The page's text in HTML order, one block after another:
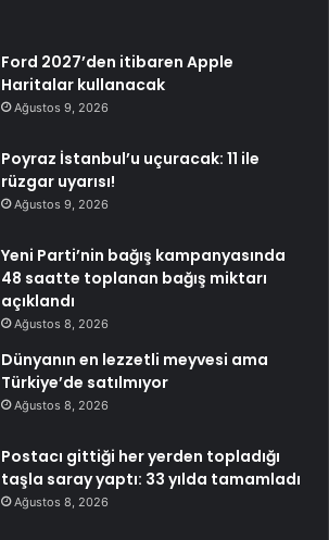
Ford 2027’den itibaren Apple
Haritalar kullanacak
Ağustos 9, 2026
Poyraz İstanbul’u uçuracak: 11 ile
rüzgar uyarısı!
Ağustos 9, 2026
Yeni Parti’nin bağış kampanyasında
48 saatte toplanan bağış miktarı
açıklandı
Ağustos 8, 2026
Dünyanın en lezzetli meyvesi ama
Türkiye’de satılmıyor
Ağustos 8, 2026
Postacı gittiği her yerden topladığı
taşla saray yaptı: 33 yılda tamamladı
Ağustos 8, 2026